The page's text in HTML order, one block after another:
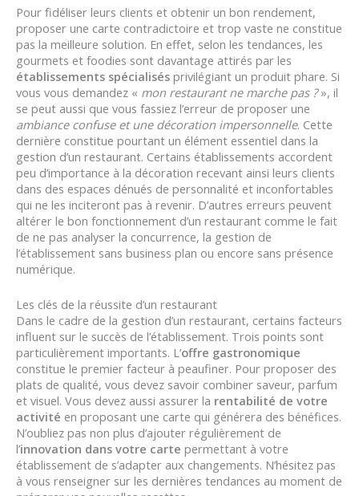
Pour fidéliser leurs clients et obtenir un bon rendement,
proposer une carte contradictoire et trop vaste ne constitue
pas la meilleure solution. En effet, selon les tendances, les
gourmets et foodies sont davantage attirés par les
établissements spécialisés privilégiant un produit phare. Si
vous vous demandez « mon restaurant ne marche pas ?», il
se peut aussi que vous fassiez l’erreur de proposer une
ambiance confuse et une décoration impersonnelle. Cette
dernière constitue pourtant un élément essentiel dans la
gestion d’un restaurant. Certains établissements accordent
peu d’importance à la décoration recevant ainsi leurs clients
dans des espaces dénués de personnalité et inconfortables
qui ne les inciteront pas à revenir. D’autres erreurs peuvent
altérer le bon fonctionnement d’un restaurant comme le fait
de ne pas analyser la concurrence, la gestion de
l’établissement sans business plan ou encore sans présence
numérique.
Les clés de la réussite d’un restaurant
Dans le cadre de la gestion d’un restaurant, certains facteurs
influent sur le succès de l’établissement. Trois points sont
particulièrement importants. L’offre gastronomique
constitue le premier facteur à peaufiner. Pour proposer des
plats de qualité, vous devez savoir combiner saveur, parfum
et visuel. Vous devez aussi assurer la rentabilité de votre
activité en proposant une carte qui générera des bénéfices.
N’oubliez pas non plus d’ajouter régulièrement de
l’innovation dans votre carte permettant à votre
établissement de s’adapter aux changements. N’hésitez pas
à vous renseigner sur les dernières tendances au moment de